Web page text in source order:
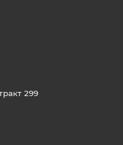
299